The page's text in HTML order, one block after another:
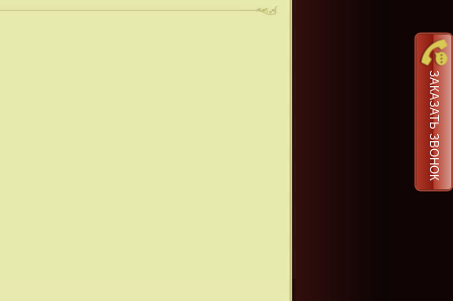
ЗАКАЗАТЬ ЗВОНОК